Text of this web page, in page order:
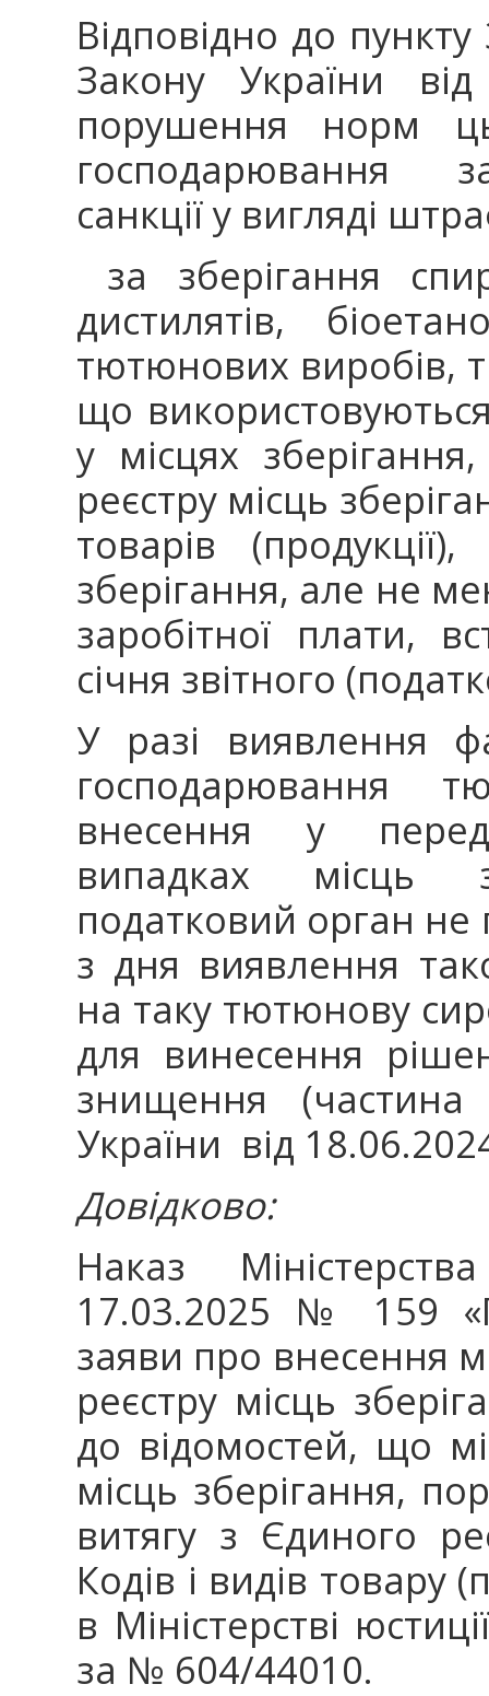
Відповідно до пункту
Закону України
порушення норм
господарювання
санкції у вигляді
за зберігання
дистилятів,
тютюнових виробів,
що
у місцях
реєстру місць
товарів
зберігання, але не
заробітної плати,
січня звітного
У разі виявлення
господарювання
внесення у
випадках місць
податковий орган не
з дня виявлення
на таку тютюнову
для винесення
знищення
України від
Довідково:
Наказ
17.03.2025 № 159
заяви про внесення
реєстру місць
до відомостей, що
місць зберігання,
витягу з Єдиного
Кодів і видів товару
в Міністерстві
за № 604/44010.